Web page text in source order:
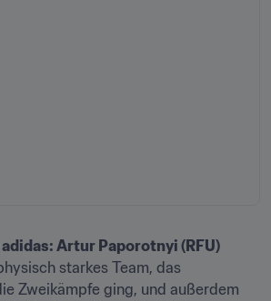
starkes Team, das
Zweikämpfe ging, und außerdem